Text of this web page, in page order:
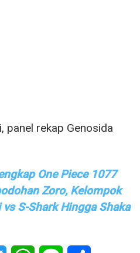
panel rekap Genosida
One Piece 1077
Zoro, Kelompok
S-Shark Hingga Shaka